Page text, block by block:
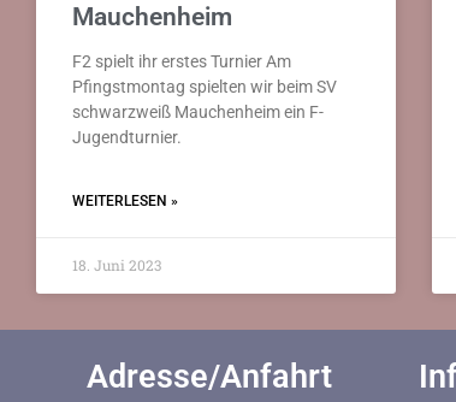
Mauchenheim
F2 spielt ihr erstes Turnier Am
Pfingstmontag spielten wir beim SV
schwarzweiß Mauchenheim ein F-
Jugendturnier.
WEITERLESEN »
18. Juni 2023
Adresse/Anfahrt